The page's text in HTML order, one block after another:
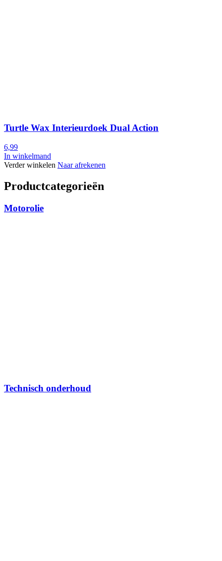
Turtle Wax Interieurdoek Dual Action
6,99
In winkelmand
Verder winkelen Naar afrekenen
Productcategorieën
Motorolie
Technisch onderhoud